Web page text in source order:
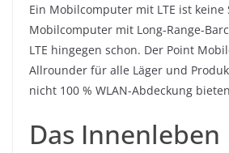
Ein Mobilcomputer mit LTE ist keine
Mobilcomputer mit Long-Range-
LTE hingegen schon. Der Point
Allrounder für alle Läger und
nicht 100 % WLAN-Abdeckung
Das Innenleben